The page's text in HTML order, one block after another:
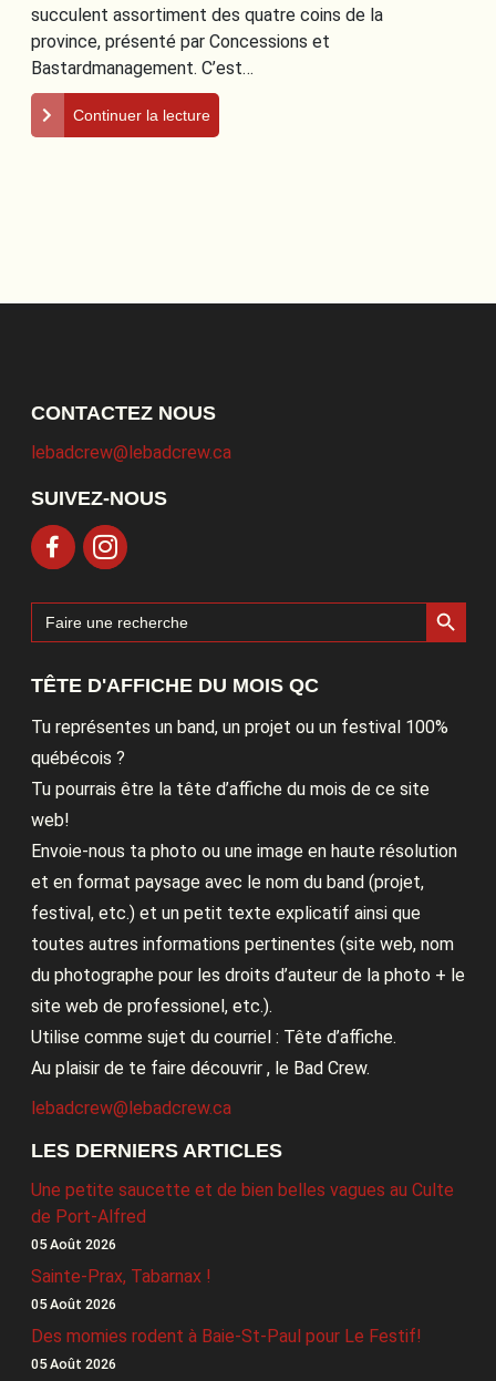
succulent assortiment des quatre coins de la
province, présenté par Concessions et
Bastardmanagement. C’est…
Continuer la lecture
CONTACTEZ NOUS
lebadcrew@lebadcrew.ca
SUIVEZ-NOUS
Search
for:
Search Button
TÊTE D'AFFICHE DU MOIS QC
Tu représentes un band, un projet ou un festival 100%
québécois ?
Tu pourrais être la tête d’affiche du mois de ce site
web!
Envoie-nous ta photo ou une image en haute résolution
et en format paysage avec le nom du band (projet,
festival, etc.) et un petit texte explicatif ainsi que
toutes autres informations pertinentes (site web, nom
du photographe pour les droits d’auteur de la photo + le
site web de professionel, etc.).
Utilise comme sujet du courriel : Tête d’affiche.
Au plaisir de te faire découvrir , le Bad Crew.
lebadcrew@lebadcrew.ca
LES DERNIERS ARTICLES
Une petite saucette et de bien belles vagues au Culte
de Port-Alfred
05 Août 2026
Sainte-Prax, Tabarnax !
05 Août 2026
Des momies rodent à Baie-St-Paul pour Le Festif!
05 Août 2026